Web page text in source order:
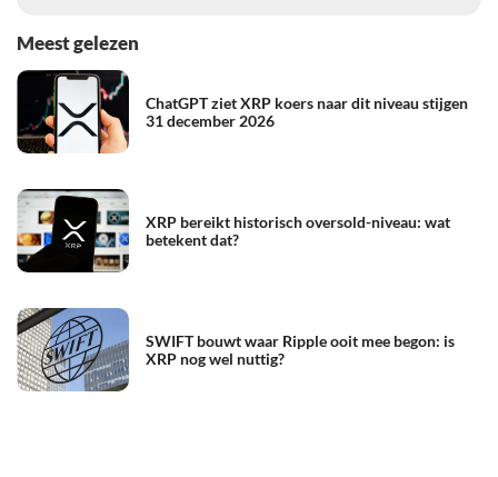
Meest gelezen
ChatGPT ziet XRP koers naar dit niveau stijgen
31 december 2026
XRP bereikt historisch oversold-niveau: wat
betekent dat?
SWIFT bouwt waar Ripple ooit mee begon: is
XRP nog wel nuttig?